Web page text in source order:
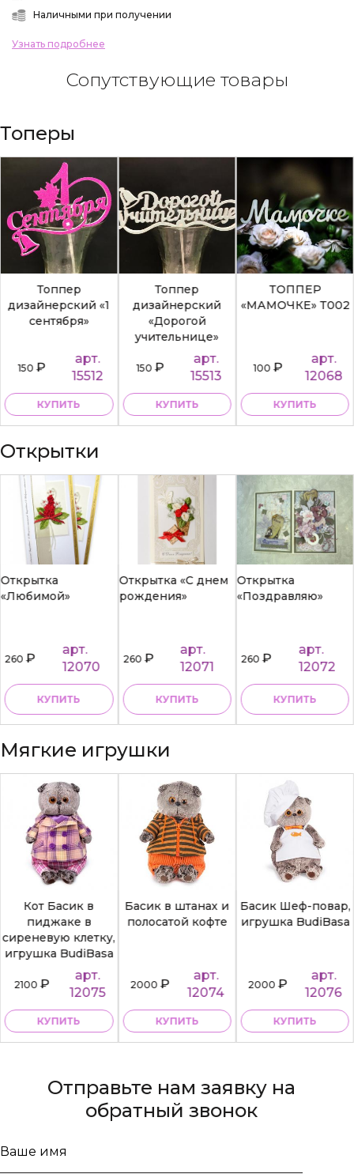
Наличными при получении
Узнать подробнее
Сопутствующие товары
Топеры
Топпер
дизайнерский «1
сентября»
150₽
арт.
15512
КУПИТЬ
Топпер
дизайнерский
«Дорогой
учительнице»
150₽
арт.
15513
КУПИТЬ
ТОППЕР
«МАМОЧКЕ» Т002
100₽
арт.
12068
КУПИТЬ
Открытки
Открытка
«Любимой»
260₽
арт.
12070
КУПИТЬ
Открытка «С днем
рождения»
260₽
арт.
12071
КУПИТЬ
Открытка
«Поздравляю»
260₽
арт.
12072
КУПИТЬ
Мягкие игрушки
Кот Басик в
пиджаке в
сиреневую клетку,
игрушка BudiBasa
2100₽
арт.
12075
КУПИТЬ
Басик в штанах и
полосатой кофте
2000₽
арт.
12074
КУПИТЬ
Басик Шеф-повар,
игрушка BudiBasa
2000₽
арт.
12076
КУПИТЬ
Отправьте нам заявку на
обратный звонок